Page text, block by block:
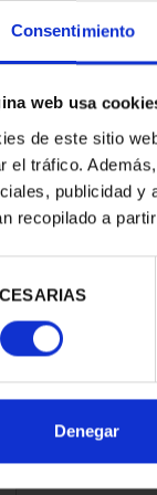
Consentimiento
web usa
de este sitio
el tráfico.
publicidad y
recopilado a
Denegar
CIUDADES
ORDENAR POR: